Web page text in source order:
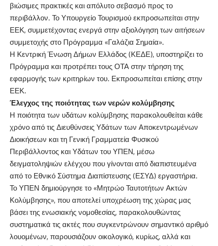
βιώσιμες πρακτικές και απόλυτο σεβασμό προς το
περιβάλλον. Το Υπουργείο Τουρισμού εκπροσωπείται στην
ΕΕΚ, συμμετέχοντας ενεργά στην αξιολόγηση των αιτήσεων
συμμετοχής στο Πρόγραμμα «Γαλάζια Σημαία».
Η Κεντρική Ένωση Δήμων Ελλάδος (ΚΕΔΕ), υποστηρίζει το
Πρόγραμμα και προτρέπει τους ΟΤΑ στην τήρηση της
εφαρμογής των κριτηρίων του. Εκπροσωπείται επίσης στην
ΕΕΚ.
Έλεγχος της ποιότητας των νερών κολύμβησης
Η ποιότητα των υδάτων κολύμβησης παρακολουθείται κάθε
χρόνο από τις Διευθύνσεις Υδάτων των Αποκεντρωμένων
Διοικήσεων και τη Γενική Γραμματεία Φυσικού
Περιβάλλοντος και Υδάτων του ΥΠΕΝ, μέσω
δειγματοληψιών ελέγχου που γίνονται από διαπιστευμένα
από το Εθνικό Σύστημα Διαπίστευσης (ΕΣΥΔ) εργαστήρια.
Το ΥΠΕΝ δημιούργησε το «Μητρώο Ταυτοτήτων Ακτών
Κολύμβησης», που αποτελεί υποχρέωση της χώρας μας
βάσει της ενωσιακής νομοθεσίας, παρακολουθώντας
συστηματικά τις ακτές που συγκεντρώνουν σημαντικό αριθμό
λουομένων, παρουσιάζουν οικολογικό, κυρίως, αλλά και